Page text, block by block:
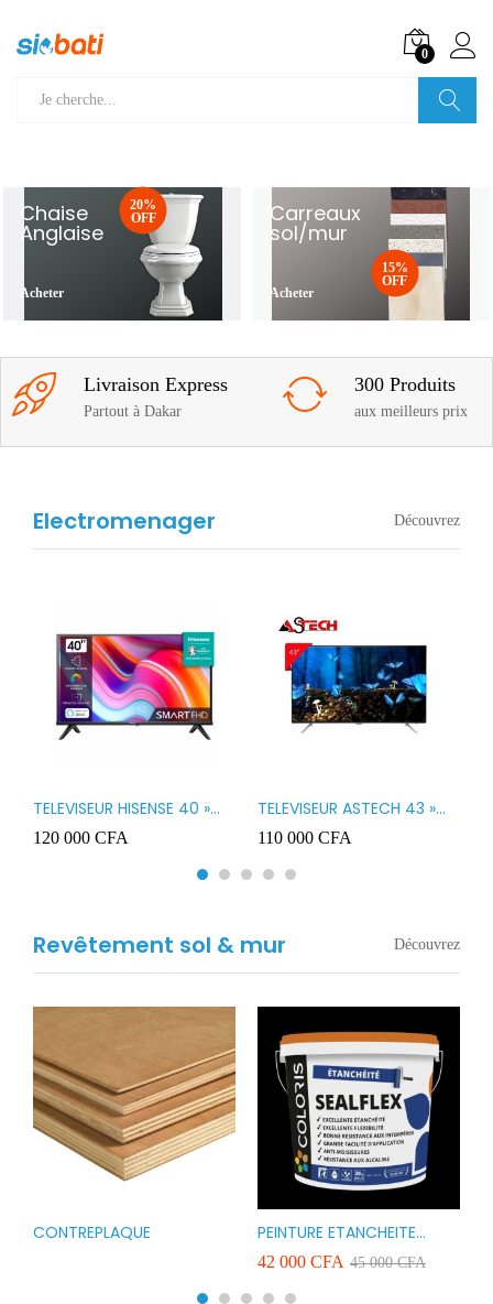
0
Chaise
Anglaise
Acheter
20%
OFF
Carreaux
sol/mur
Acheter
15%
OFF
Livraison Express
Partout à Dakar
300 Produits
aux meilleurs prix
Electromenager Découvrez
TELEVISEUR HISENSE 40 »
LED SMART VIDAA 40A4K
120 000 CFA
TELEVISEUR ASTECH 43 »
LED 43OD15
110 000 CFA
Revêtement sol & mur Découvrez
CONTREPLAQUE
PEINTURE ETANCHEITE
COLORIS SEAFLEX 20KG
COULEUR ROUGE BLANC
VERT ET GRIS
42 000 CFA 45 000CFA